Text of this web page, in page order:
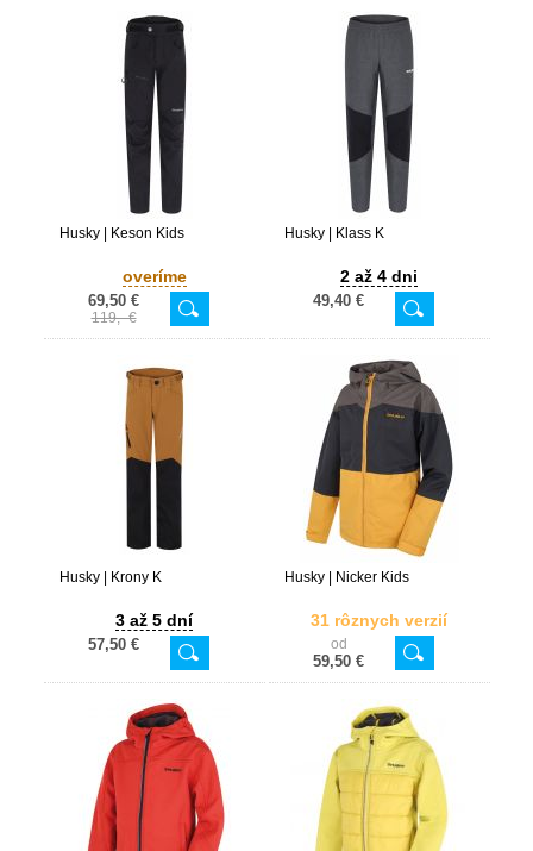
Husky | Keson Kids
overíme
69,50 €
119,- €
Husky | Klass K
2 až 4 dni
49,40 €
Husky | Krony K
3 až 5 dní
57,50 €
Husky | Nicker Kids
31 rôznych verzií
od
59,50 €